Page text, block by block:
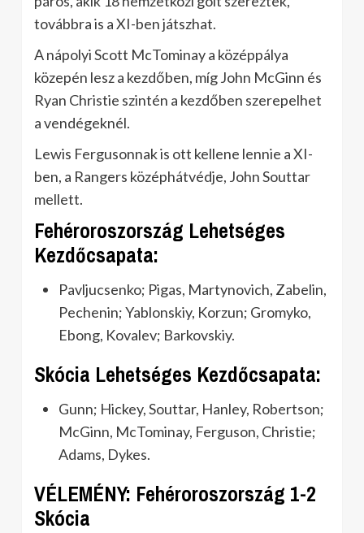
továbbra is a XI-ben játszhat.
A nápolyi Scott McTominay a középpálya
közepén lesz a kezdőben, míg John McGinn és
Ryan Christie szintén a kezdőben szerepelhet
a vendégeknél.
Lewis Fergusonnak is ott kellene lennie a XI-
ben, a Rangers középhátvédje, John Souttar
mellett.
Fehéroroszország Lehetséges
Kezdőcsapata:
Pavljucsenko; Pigas, Martynovich, Zabelin,
Pechenin; Yablonskiy, Korzun; Gromyko,
Ebong, Kovalev; Barkovskiy.
Skócia Lehetséges Kezdőcsapata:
Gunn; Hickey, Souttar, Hanley, Robertson;
McGinn, McTominay, Ferguson, Christie;
Adams, Dykes.
VÉLEMÉNY: Fehéroroszország 1-2
Skócia